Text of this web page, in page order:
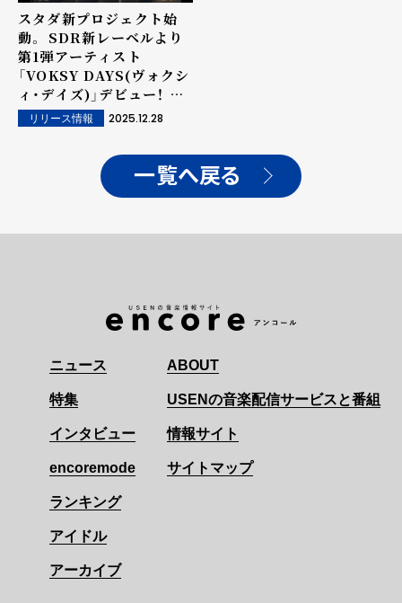
スタダ新プロジェクト始
動。 SDR新レーベルより
第1弾アーティスト
「VOKSY DAYS(ヴォクシ
ィ・デイズ)」デビュー！ 来
年2月「Light It Up」配信
リリース決定！
リリース情報 2025.12.28
一覧へ戻る
ニュース
特集
インタビュー
encoremode
ランキング
アイドル
アーカイブ
ABOUT
USENの音楽配信サービスと番組
情報サイト
サイトマップ